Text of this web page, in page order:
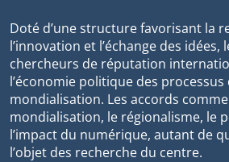
Doté d’une structure favorisant la
l’innovation et l’échange des idées,
chercheurs de réputation
l’économie politique des
mondialisation. Les accords
mondialisation, le régionalisme, le
l’impact du numérique, autant de
l’objet des recherche du centre.